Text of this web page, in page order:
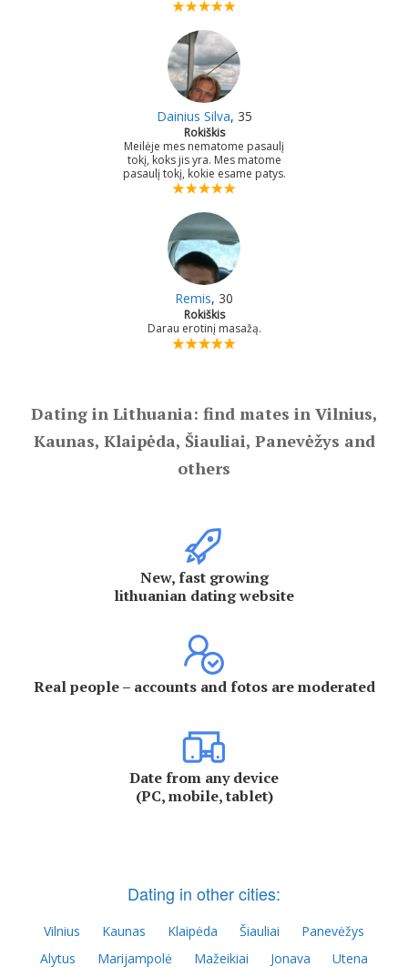
Dainius Silva, 35
Rokiškis
Meilėje mes nematome pasaulį
tokį, koks jis yra. Mes matome
pasaulį tokį, kokie esame patys.
Remis, 30
Rokiškis
Darau erotinį masažą.
Dating in Lithuania: find mates in Vilnius,
Kaunas, Klaipėda, Šiauliai, Panevėžys and
others
New, fast growing
lithuanian dating website
Real people – accounts and fotos are moderated
Date from any device
(PC, mobile, tablet)
Dating in other cities:
Vilnius Kaunas Klaipėda Šiauliai
Panevėžys
Alytus
Marijampolė Mažeikiai Jonava
Utena